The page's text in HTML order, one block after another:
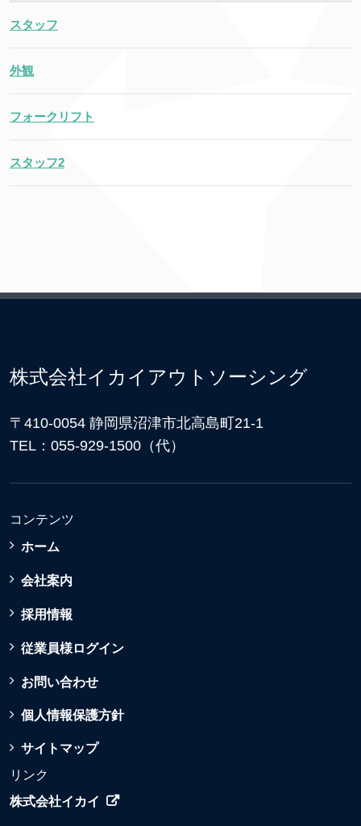
スタッフ
外観
フォークリフト
スタッフ2
株式会社イカイアウトソーシング
〒410-0054 静岡県沼津市北高島町21-1
TEL：055-929-1500（代）
コンテンツ
ホーム
会社案内
採用情報
従業員様ログイン
お問い合わせ
個人情報保護方針
サイトマップ
リンク
株式会社イカイ